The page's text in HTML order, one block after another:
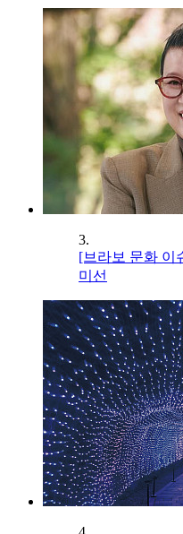
3.
[브라보 문화 이
미선